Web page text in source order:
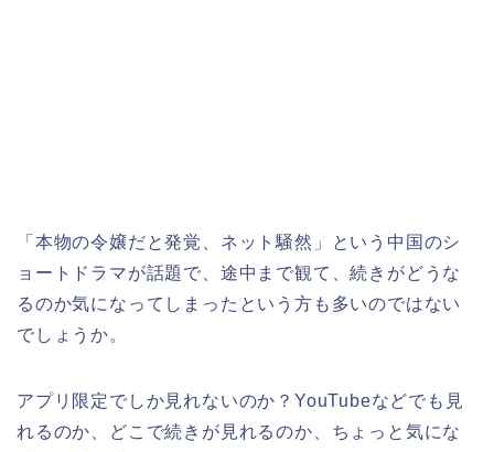
「本物の令嬢だと発覚、ネット騒然 」
という中国のシ
ョートドラマが話題で、途中まで観て、続きがどうな
るのか気になってしまったという方も多いのではない
でしょうか。
アプリ限定でしか見れないのか？YouTubeなどでも見
れるのか、どこで続きが見れるのか、ちょっと気にな